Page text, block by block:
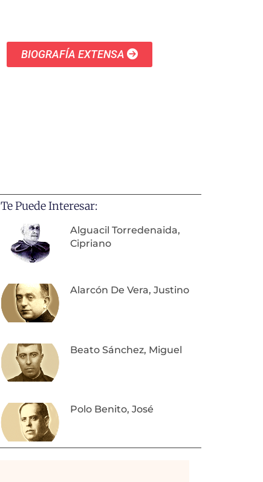
BIOGRAFÍA EXTENSA
Te Puede Interesar:
Alguacil Torredenaida,
Cipriano
Alarcón De Vera, Justino
Beato Sánchez, Miguel
Polo Benito, José